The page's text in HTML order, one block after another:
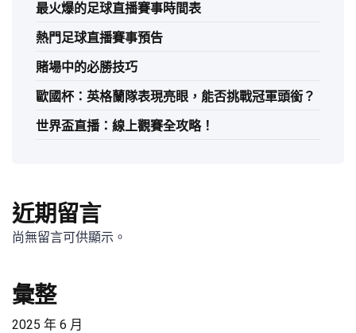
最火爆的足球直播賽事時間表
熱門足球直播賽事預告
賭場中的必勝技巧
歐國杯：英格蘭隊表現亮眼，能否挑戰冠軍頭銜？
世界盃直播：線上觀賽全攻略！
近期留言
尚無留言可供顯示。
彙整
2025 年 6 月